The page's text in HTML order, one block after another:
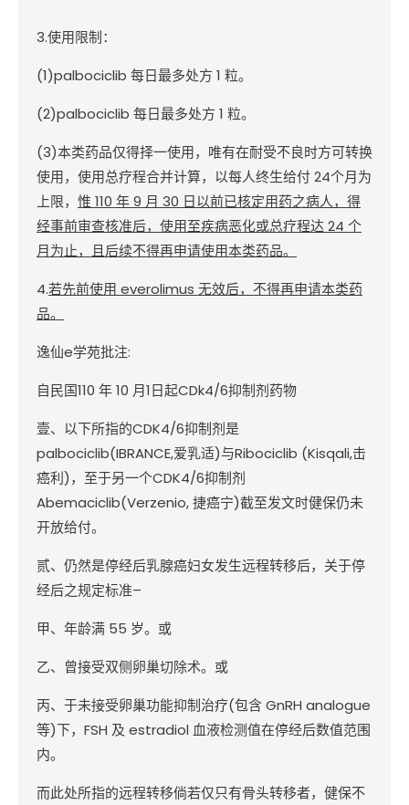
3.使用限制：
(1)palbociclib 每日最多处方 1 粒。
(2)palbociclib 每日最多处方 1 粒。
(3)本类药品仅得择一使用，唯有在耐受不良时方可转换
使用， 使用总疗程合并计算，以每人终生给付24个月为
上限， 惟 110 年9 月 30 日以前已核定用药之病人，得
经事前审查核准后，使用至疾病恶化或总疗程达 24 个
月为止，且后续不得再申请使用本类药品。
4.若先前使用 everolimus 无效后，不得再申请本类药
品。
逸仙e学苑批注:
自民国110 年10 月1日起CDk4/6抑制剂药物
壹、以下所指的CDK4/6抑制剂是
palbociclib(IBRANCE,爱乳适)与Ribociclib (Kisqali,击
癌利)，至于另一个CDK4/6抑制剂
Abemaciclib(Verzenio,捷癌宁)截至发文时健保仍未
开放给付。
贰、仍然是停经后乳腺癌妇女发生远程转移后，关于停
经后之规定标准–
甲、年龄满 55 岁。或
乙、曾接受双侧卵巢切除术。或
丙、于未接受卵巢功能抑制治疗(包含GnRH analogue
等)下， FSH 及 estradiol 血液检测值在停经后数值范围
内。
而此处所指的远程转移倘若仅只有骨头转移者，健保不